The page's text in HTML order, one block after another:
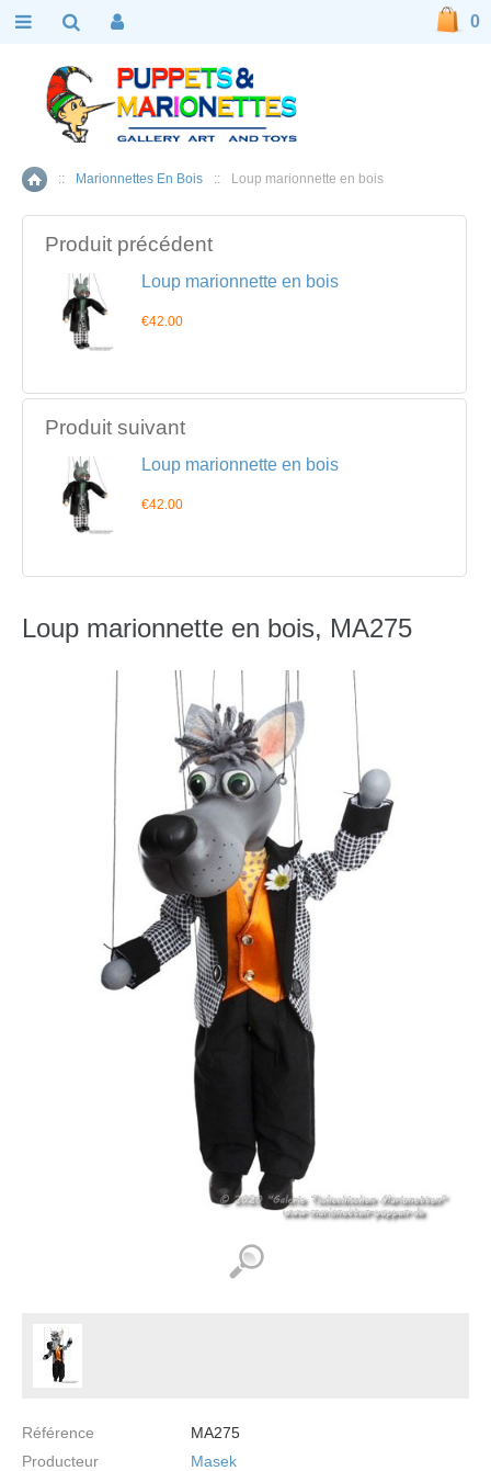
Accueil
:: Marionnettes En Bois :: Loup marionnette en bois
Produit précédent
Loup marionnette en bois
€42.00
Produit suivant
Loup marionnette en bois
€42.00
Loup marionnette en bois, MA275
Référence
MA275
Producteur
Masek
0